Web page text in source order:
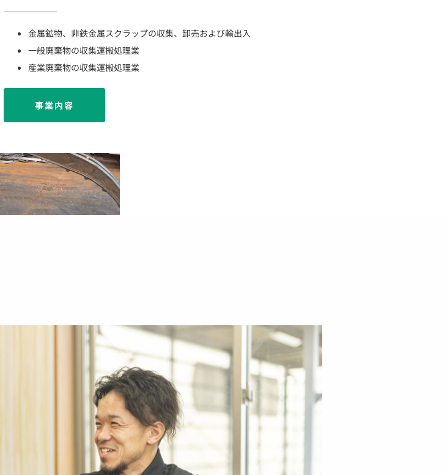
金属鉱物、非鉄金属スクラップの収集、卸売および輸出入
一般廃棄物の収集運搬処理業
産業廃棄物の収集運搬処理業
事業内容